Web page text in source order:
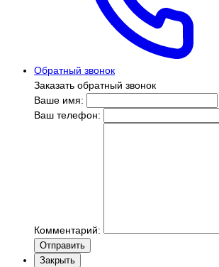
Обратный звонок
Заказать обратный звонок
Ваше имя:
Ваш телефон:
Комментарий:
Отправить
Закрыть